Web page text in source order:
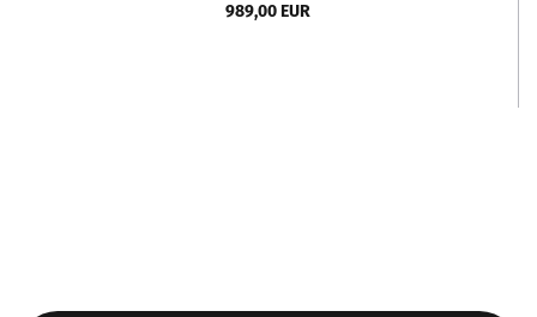
989,00 EUR